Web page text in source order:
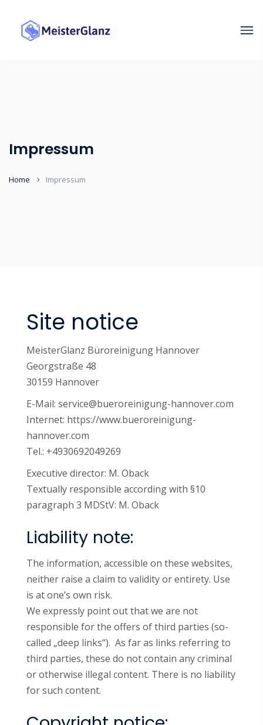
Impressum
Home Impressum
Site notice
MeisterGlanz Büroreinigung Hannover
Georgstraße 48
30159 Hannover
E-Mail: service@bueroreinigung-hannover.com
Internet: https://www.bueroreinigung-
hannover.com
Tel.: +4930692049269
Executive director: M. Oback
Textually responsible according with §10
paragraph 3 MDStV: M. Oback
Liability note:
The information, accessible on these websites,
neither raise a claim to validity or entirety. Use
is at one’s own risk.
We expressly point out that we are not
responsible for the offers of third parties (so-
called „deep links“). As far as links referring to
third parties, these do not contain any criminal
or otherwise illegal content. There is no liability
for such content.